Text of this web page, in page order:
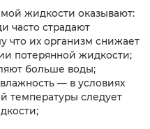
жидкости оказывают:
часто страдают
что их организм снижает
потерянной жидкости;
больше воды;
— в условиях
температуры следует